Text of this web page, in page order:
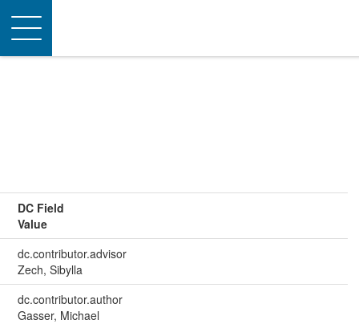
Toggle
navigation
DC Field
Value
dc.contributor.advisor
Zech, Sibylla
dc.contributor.author
Gasser, Michael